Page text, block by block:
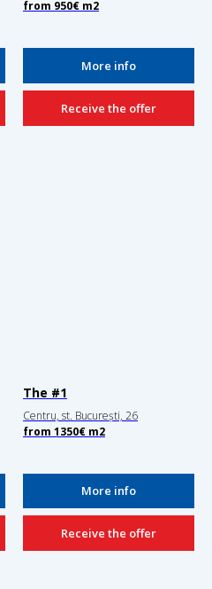
from 950€ m2
More info
Receive the offer
The #1
Centru, st. București, 26
from 1350€ m2
More info
Receive the offer